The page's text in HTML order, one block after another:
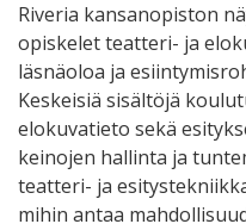
Riveria kansanopiston
opiskelet teatteri- ja
läsnäoloa ja
Keskeisiä sisältöjä
elokuvatieto sekä
keinojen hallinta ja
teatteri- ja
mihin antaa